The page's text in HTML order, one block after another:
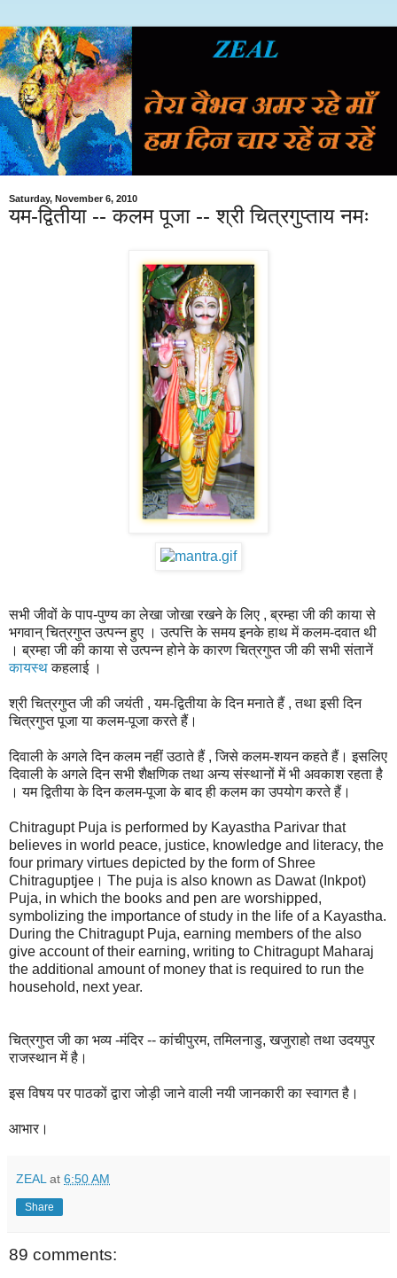
Saturday, November 6, 2010
यम-द्वितीया -- कलम पूजा -- श्री चित्रगुप्ताय नमः
सभी जीवों के पाप-पुण्य का लेखा जोखा रखने के लिए , ब्रम्हा जी की काया से
भगवान् चित्रगुप्त उत्पन्न हुए । उत्पत्ति के समय इनके हाथ में कलम-दवात थी
। ब्रम्हा जी की काया से उत्पन्न होने के कारण चित्रगुप्त जी की सभी संतानें
कायस्थकहलाई ।
श्री चित्रगुप्त जी की जयंती , यम-द्वितीया के दिन मनाते हैं , तथा इसी दिन
चित्रगुप्त पूजा या कलम-पूजा करते हैं।
दिवाली के अगले दिन कलम नहीं उठाते हैं , जिसे कलम-शयन कहते हैं। इसलिए
दिवाली के अगले दिन सभी शैक्षणिक तथा अन्य संस्थानों में भी अवकाश रहता है
। यम द्वितीया के दिन कलम-पूजा के बाद ही कलम का उपयोग करते हैं।
Chitragupt Puja is performed by Kayastha Parivar that
believes in world peace, justice, knowledge and literacy, the
four primary virtues depicted by the form of Shree
Chitraguptjee। The puja is also known as Dawat (Inkpot)
Puja, in which the books and pen are worshipped,
symbolizing the importance of study in the life of a Kayastha.
During the Chitragupt Puja, earning members of the also
give account of their earning, writing to Chitragupt Maharaj
the additional amount of money that is required to run the
household, next year.
चित्रगुप्त जी का भव्य -मंदिर -- कांचीपुरम, तमिलनाडु, खजुराहो तथा उदयपुर
राजस्थान में है।
इस विषय पर पाठकों द्वारा जोड़ी जाने वाली नयी जानकारी का स्वागत है।
आभार।
ZEAL at 6:50 AM
Share
89 comments: